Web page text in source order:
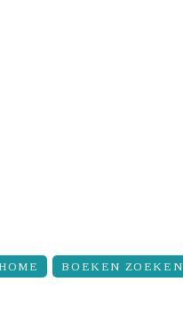
HOME BOEKEN ZOEKEN